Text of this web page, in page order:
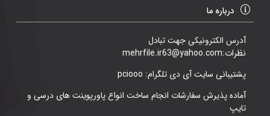
درباره ما
آدرس الکترونیکی جهت تبادل
نظرات:mehrfile.ir63@yahoo.com
پشتیبانی سایت آی دی تلگرام: pciooo
آماده پذیرش سفارشات انجام ساخت انواع پاورپوینت های درسی و
تایپ